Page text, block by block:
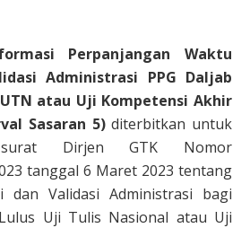
Perpanjangan Waktu
Administrasi PPG Daljab
atau Uji Kompetensi Akhir
Sasaran 5)diterbitkan untuk
surat Dirjen GTK Nomor
tanggal 6 Maret 2023 tentang
dan Validasi Administrasi bagi
Uji Tulis Nasional atau Uji